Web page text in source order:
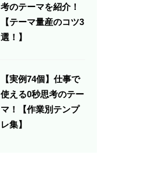
考のテーマを紹介！
【テーマ量産のコツ3
選！】
【実例74個】仕事で
使える0秒思考のテー
マ！【作業別テンプ
レ集】